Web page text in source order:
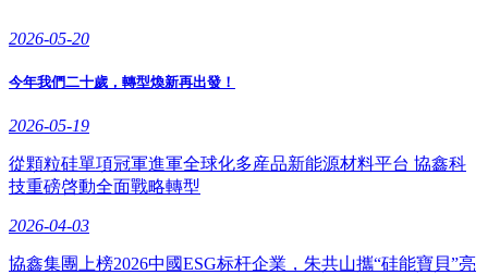
2026-05-20
今年我們二十歲，轉型煥新再出發！
2026-05-19
從顆粒硅單項冠軍進軍全球化多産品新能源材料平台 協鑫科
技重磅啓動全面戰略轉型
2026-04-03
協鑫集團上榜2026中國ESG标杆企業，朱共山攜“硅能寶貝”亮